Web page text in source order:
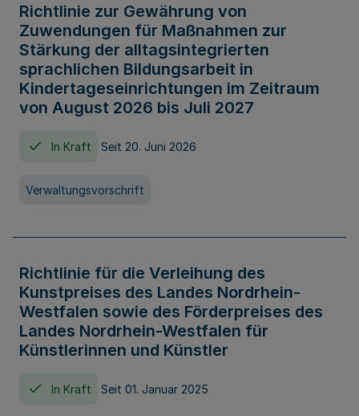
Richtlinie zur Gewährung von
Zuwendungen für Maßnahmen zur
Stärkung der alltagsintegrierten
sprachlichen Bildungsarbeit in
Kindertageseinrichtungen im Zeitraum
von August 2026 bis Juli 2027
In Kraft Seit 20. Juni 2026
Verwaltungsvorschrift
Richtlinie für die Verleihung des
Kunstpreises des Landes Nordrhein-
Westfalen sowie des Förderpreises des
Landes Nordrhein-Westfalen für
Künstlerinnen und Künstler
In Kraft Seit 01. Januar 2025